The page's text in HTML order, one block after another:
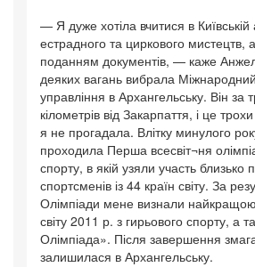
— Я дуже хотіла вчитися в Київській
естрадного та циркового мистецтв,
поданням документів, — каже
деяких вагань вибрала Міжнародний
управління в Архангельську. Він за
кілометрів від Закарпаття, і це
я не прогадала. Влітку минулого
проходила Перша всесвіт¬ня
спорту, в якій узяли участь близько
спортсменів із 44 країн світу. За
Олімпіади мене визнали
світу 2011 р. з гирьового спорту, а
Олімпіада». Після завершення
залишилася в Архангельську.